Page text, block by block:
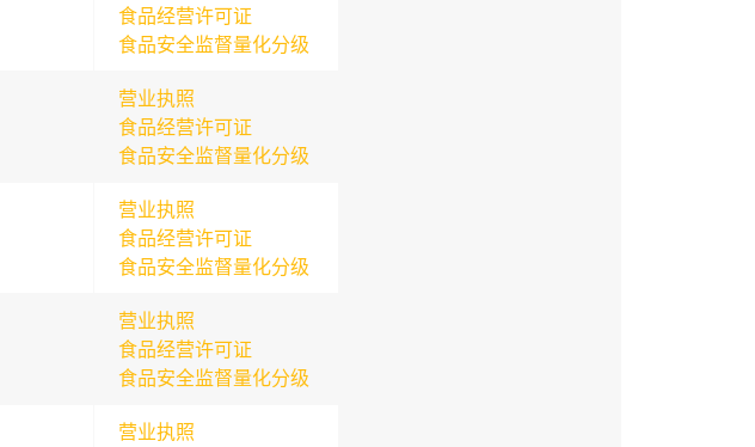
食品经营许可证
食品安全监督量化分级
营业执照
食品经营许可证
食品安全监督量化分级
营业执照
食品经营许可证
食品安全监督量化分级
营业执照
食品经营许可证
食品安全监督量化分级
营业执照